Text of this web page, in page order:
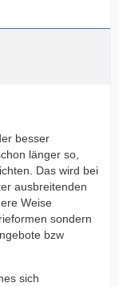
besser
länger so,
Das wird bei
ausbreitenden
Weise
sondern
bzw
sich